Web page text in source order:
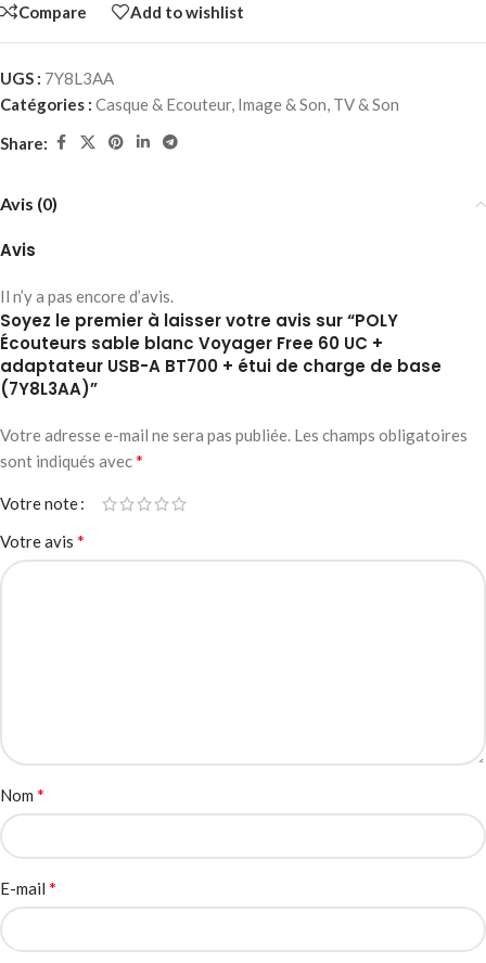
Compare Add to wishlist
UGS : 7Y8L3AA
Catégories : Casque & Ecouteur, Image & Son, TV & Son
Share:
Avis (0)
Avis
Il n’y a pas encore d’avis.
Soyez le premier à laisser votre avis sur “POLY
Écouteurs sable blanc Voyager Free 60 UC +
adaptateur USB-A BT700 + étui de charge de base
(7Y8L3AA)”
Votre adresse e-mail ne sera pas publiée. Les champs obligatoires
sont indiqués avec*
Votre note
Votre avis *
Nom *
E-mail *